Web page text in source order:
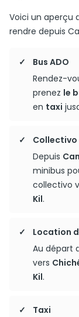
Voici un aperçu
rendre depuis
Bus ADO
Rendez-
prenez le
en taxi
Collectivo
Depuis
minibus
collectivo
Kil.
Location
Au départ
vers
Kil.
Taxi